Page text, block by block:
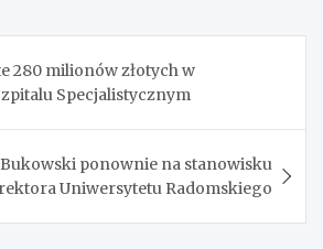
280 milionów złotych w
Specjalistycznym
ponownie na stanowisku
rektora Uniwersytetu Radomskiego